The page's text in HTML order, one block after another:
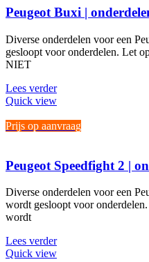
Peugeot Buxi |
Diverse onderdelen voor een
gesloopt voor onderdelen. Let
NIET
Lees verder
Quick view
Prijs op aanvraag
Peugeot Speedfight 2 |
Diverse onderdelen voor een
wordt gesloopt voor
wordt
Lees verder
Quick view